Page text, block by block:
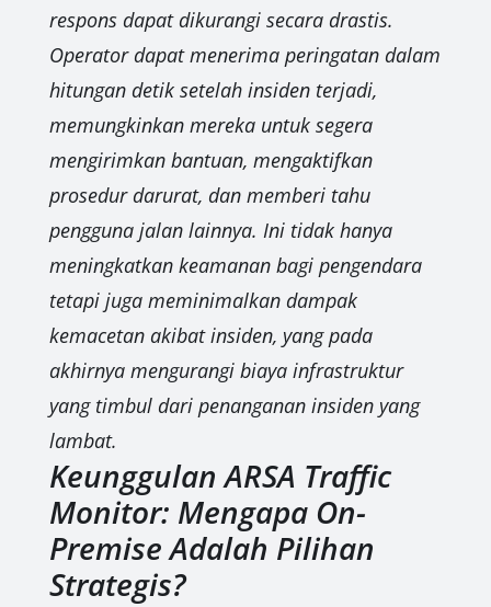
respons dapat dikurangi secara drastis.
Operator dapat menerima peringatan dalam
hitungan detik setelah insiden terjadi,
memungkinkan mereka untuk segera
mengirimkan bantuan, mengaktifkan
prosedur darurat, dan memberi tahu
pengguna jalan lainnya. Ini tidak hanya
meningkatkan keamanan bagi pengendara
tetapi juga meminimalkan dampak
kemacetan akibat insiden, yang pada
akhirnya mengurangi biaya infrastruktur
yang timbul dari penanganan insiden yang
lambat.
Keunggulan ARSA Traffic
Monitor: Mengapa On-
Premise Adalah Pilihan
Strategis?